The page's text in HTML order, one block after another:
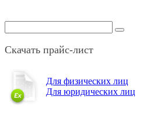
Скачать прайс-лист
Для физических лиц
Для юридических лиц